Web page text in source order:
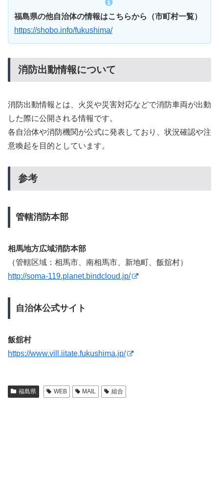
福島県の他自治体の情報はこちらから（市町村一覧）
https://shobo.info/fukushima/
消防出動情報について
消防出動情報とは、火災や災害対応などで消防車両が出動
した際に公開される情報です。
各自治体や消防機関が公式に発表しており、状況確認や注
意喚起を目的としています。
参考
管轄消防本部
相馬地方広域消防本部
（管轄区域：相馬市、南相馬市、新地町、飯舘村）
http://soma-119.planet.bindcloud.jp/
自治体公式サイト
飯舘村
https://www.vill.iitate.fukushima.jp/
福島県 WEB MAIL 組合